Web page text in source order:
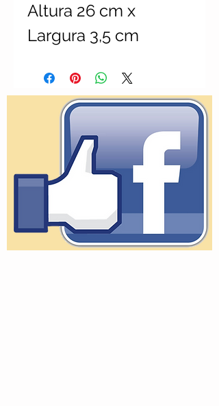
Altura 26 cm x
Largura 3,5 cm